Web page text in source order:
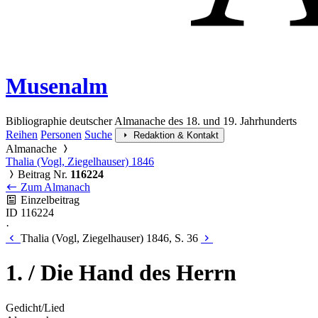
Musenalm
Bibliographie deutscher Almanache des 18. und 19. Jahrhunderts
Reihen Personen Suche Redaktion & Kontakt
Almanache
Thalia (Vogl, Ziegelhauser) 1846
Beitrag Nr. 116224
Zum Almanach
Einzelbeitrag
ID 116224
·
Thalia (Vogl, Ziegelhauser) 1846, S. 36
1. / Die Hand des Herrn
Gedicht/Lied